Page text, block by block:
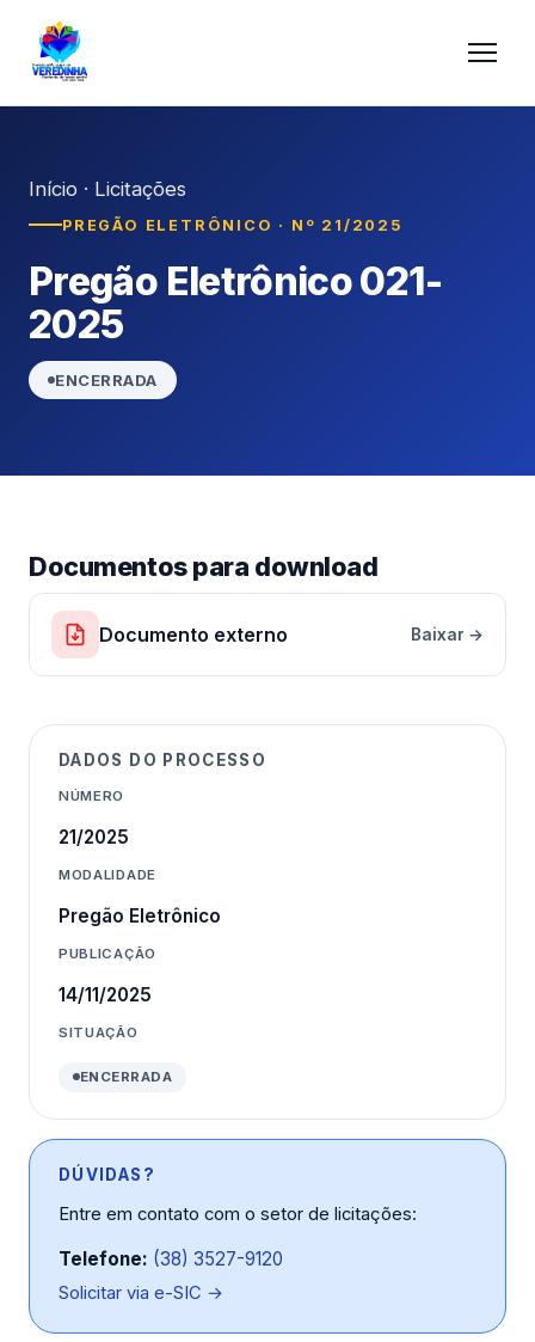
Início · Licitações
PREGÃO ELETRÔNICO · Nº 21/2025
Pregão Eletrônico 021-
2025
ENCERRADA
Documentos para download
Documento externo Baixar →
DADOS DO PROCESSO
NÚMERO
21/2025
MODALIDADE
Pregão Eletrônico
PUBLICAÇÃO
14/11/2025
SITUAÇÃO
ENCERRADA
DÚVIDAS?
Entre em contato com o setor de licitações:
Telefone: (38) 3527-9120
Solicitar via e-SIC →